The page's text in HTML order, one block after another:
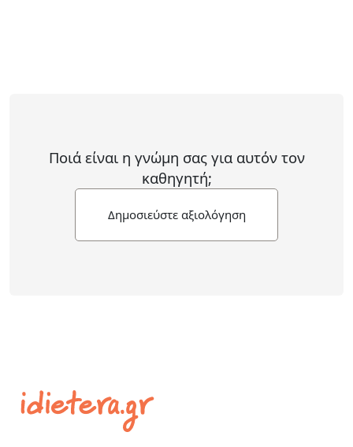
Ποιά είναι η γνώμη σας για αυτόν τον
καθηγητή;
Δημοσιεύστε αξιολόγηση